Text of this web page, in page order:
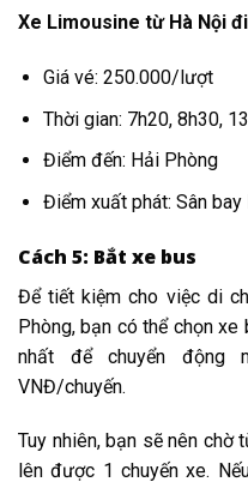
Xe Limousine từ Hà Nội
Giá vé: 250.000/lượt
Thời gian: 7h20, 8h30,
Điểm đến: Hải Phòng
Điểm xuất phát: Sân bay
Cách 5: Bắt xe bus
Đểtiết kiệm cho việc di
Phòng, bạn cóthể chọnxe
nhất để chuyển động
VNĐ/chuyến.
Tuy nhiên, bạn sẽnên chờ
lên được 1 chuyến xe.